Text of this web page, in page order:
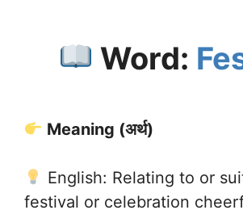
Word:
Meaning (अर्थ)
English: Relating to or
festival or celebration